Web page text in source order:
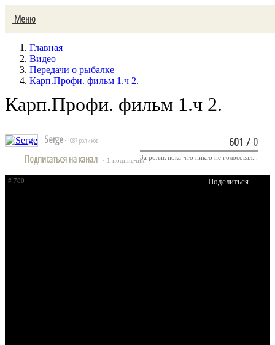
Меню
Главная
Видео
Передачи о рыбалке
Карп.Профи. фильм 1.ч 2.
Карп.Профи. фильм 1.ч 2.
Serge · 1087 роликов
Подписаться на канал · 1 подписчик
# 780 Поделиться
601 /0
За ролик пока что никто не голосовал...